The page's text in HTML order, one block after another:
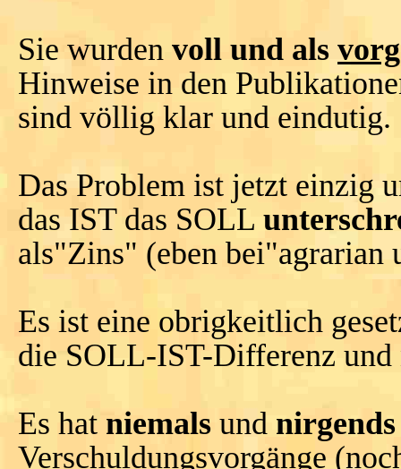
Sie wurden voll und als
Hinweise in den
sind völlig klar und eindutig.
Das Problem ist jetzt einzig
das IST das SOLL
als"Zins" (eben bei"agrarian
Es ist eine obrigkeitlich
die SOLL-IST-Differenz und
Es hat niemals und nirgends
Verschuldungsvorgänge